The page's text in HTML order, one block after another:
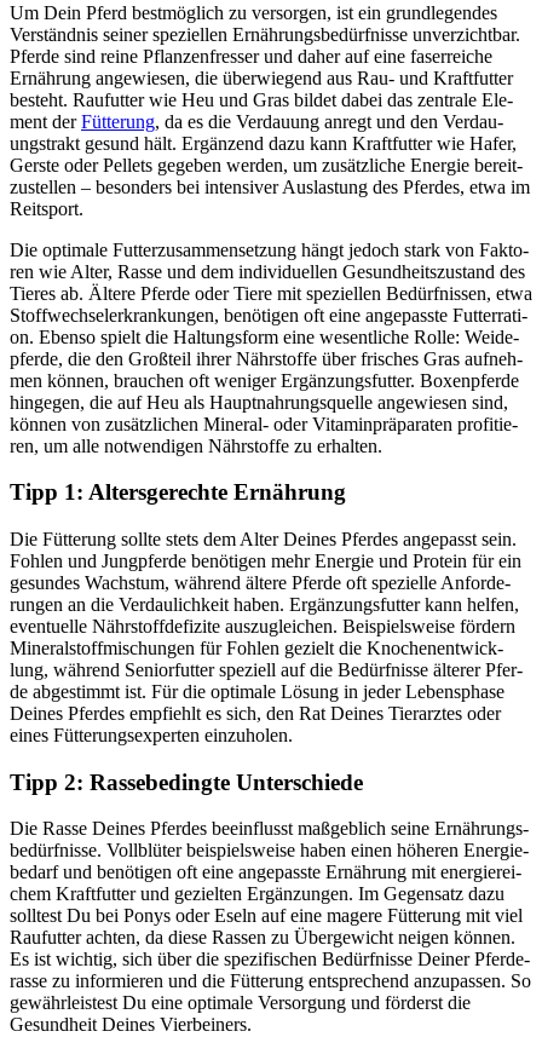
Um Dein Pferd best­mög­lich zu ver­sor­gen, ist ein grund­le­gen­des
Ver­ständ­nis sei­ner spe­zi­el­len Ernäh­rungs­be­dürf­nis­se unver­zicht­bar.
Pfer­de sind rei­ne Pflan­zen­fres­ser und daher auf eine faser­rei­che
Ernäh­rung ange­wie­sen, die über­wie­gend aus Rau- und Kraft­fut­ter
besteht. Rau­fut­ter wie Heu und Gras bil­det dabei das zen­tra­le Ele­
ment derFüt­te­rung, da es die Ver­dau­ung anregt und den Ver­dau­
ungs­trakt gesund hält. Ergän­zend dazu kann Kraft­fut­ter wie Hafer,
Gers­te oder Pel­lets gege­ben wer­den, um zusätz­li­che Ener­gie bereit­
zu­stel­len – beson­ders bei inten­si­ver Aus­las­tung des Pfer­des, etwa im
Reit­sport.
Die opti­ma­le Fut­ter­zu­sam­men­set­zung hängt jedoch stark von Fak­to­
ren wie Alter, Ras­se und dem indi­vi­du­el­len Gesund­heits­zu­stand des
Tie­res ab. Älte­re Pfer­de oder Tie­re mit spe­zi­el­len Bedürf­nis­sen, etwa
Stoff­wech­sel­er­kran­kun­gen, benö­ti­gen oft eine ange­pass­te Fut­ter­ra­ti­
on. Eben­so spielt die Hal­tungs­form eine wesent­li­che Rol­le: Wei­de­
pfer­de, die den Groß­teil ihrer Nähr­stof­fe über fri­sches Gras auf­neh­
men kön­nen, brau­chen oft weni­ger Ergän­zungs­fut­ter. Boxen­pfer­de
hin­ge­gen, die auf Heu als Haupt­nah­rungs­quel­le ange­wie­sen sind,
kön­nen von zusätz­li­chen Mine­ral- oder Vit­amin­prä­pa­ra­ten pro­fi­tie­
ren, um alle not­wen­di­gen Nähr­stof­fe zu erhal­ten.
Tipp 1: Alters­ge­rech­te Ernäh­rung
Die Füt­te­rung soll­te stets dem Alter Dei­nes Pfer­des ange­passt sein.
Foh­len und Jung­pfer­de benö­ti­gen mehr Ener­gie und Pro­te­in für ein
gesun­des Wachs­tum, wäh­rend älte­re Pfer­de oft spe­zi­el­le Anfor­de­
run­gen an die Ver­dau­lich­keit haben. Ergän­zungs­fut­ter kann hel­fen,
even­tu­el­le Nähr­stoff­de­fi­zi­te aus­zu­glei­chen. Bei­spiels­wei­se för­dern
Mine­ral­stoff­mi­schun­gen für Foh­len gezielt die Kno­chen­ent­wick­
lung, wäh­rend Senior­fut­ter spe­zi­ell auf die Bedürf­nis­se älte­rer Pfer­
de abge­stimmt ist. Für die opti­ma­le Lösung in jeder Lebens­pha­se
Dei­nes Pfer­des emp­fiehlt es sich, den Rat Dei­nes Tier­arz­tes oder
eines Füt­te­rungs­exper­ten ein­zu­ho­len.
Tipp 2: Ras­se­be­ding­te Unter­schie­de
Die Ras­se Dei­nes Pfer­des beein­flusst maß­geb­lich sei­ne Ernäh­rungs­
be­dürf­nis­se. Voll­blü­ter bei­spiels­wei­se haben einen höhe­ren Ener­gie­
be­darf und benö­ti­gen oft eine ange­pass­te Ernäh­rung mit ener­gie­rei­
chem Kraft­fut­ter und geziel­ten Ergän­zun­gen. Im Gegen­satz dazu
soll­test Du bei Ponys oder Eseln auf eine mage­re Füt­te­rung mit viel
Rau­fut­ter ach­ten, da die­se Ras­sen zu Über­ge­wicht nei­gen kön­nen.
Es ist wich­tig, sich über die spe­zi­fi­schen Bedürf­nis­se Dei­ner Pfer­de­
ras­se zu infor­mie­ren und die Füt­te­rung ent­spre­chend anzu­pas­sen. So
gewähr­leis­test Du eine opti­ma­le Ver­sor­gung und för­derst die
Gesund­heit Dei­nes Vier­bei­ners.